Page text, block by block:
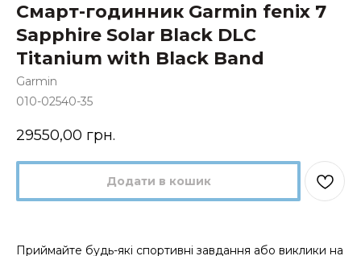
Смарт-годинник Garmin fenix 7
Sapphire Solar Black DLC
Titanium with Black Band
Garmin
010-02540-35
29550,00 грн.
Додати в кошик
Приймайте будь-які спортивні завдання або виклики на